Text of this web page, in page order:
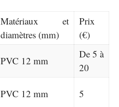
Matériaux et
diamètres (mm)
Prix
(€)
PVC 12 mm
De 5 à
20
PVC 12 mm 5